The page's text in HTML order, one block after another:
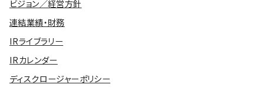
ビジョン／経営方針
連結業績・財務
IRライブラリー
IRカレンダー
ディスクロージャーポリシー